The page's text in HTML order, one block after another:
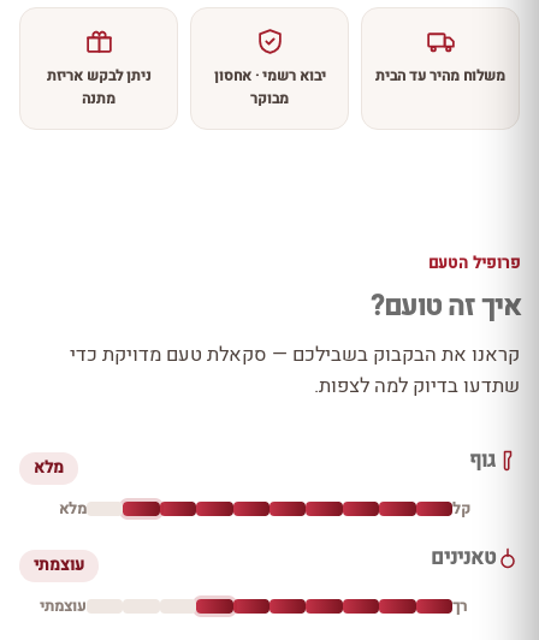
משלוח מהיר עד הבית
יבוא רשמי · אחסון
מבוקר
ניתן לבקש אריזת
מתנה
פרופיל הטעם
איך זה טועם?
קראנו את הבקבוק בשבילכם — סקאלת טעם מדויקת כדי
שתדעו בדיוק למה לצפות.
גוף מלא
קל מלא
טאנינים עוצמתי
רך עוצמתי